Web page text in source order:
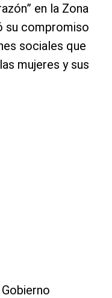
en la Zona
su compromiso
sociales que
mujeres y sus